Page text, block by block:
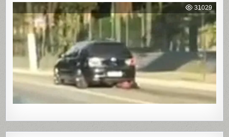
É
E
POR
APÓS
BRIGA
EM
CASA
SHOWS
SÃO
PAULO
31029